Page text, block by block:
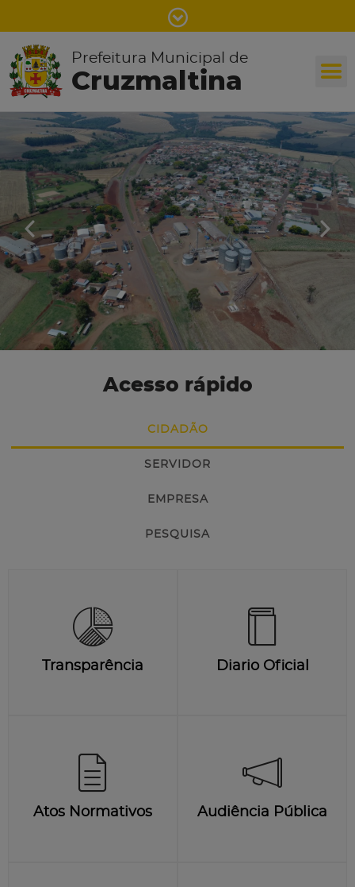
Prefeitura Municipal de
Cruzmaltina
Acesso rápido
CIDADÃO
SERVIDOR
EMPRESA
PESQUISA
Transparência Diario Oficial
Atos Normativos Audiência Pública